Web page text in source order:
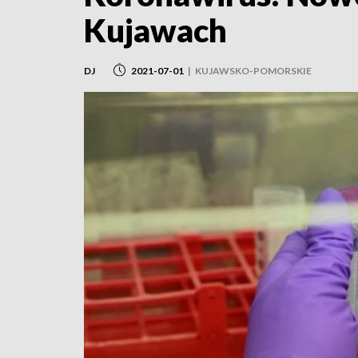
Kujawach
DJ 2021-07-01 | KUJAWSKO-POMORSKIE